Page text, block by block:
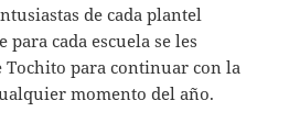
de cada plantel
para cada escuela se les
Tochito para continuar con la
momento del año.